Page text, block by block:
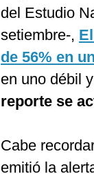
del Estudio
setiembre-,
de 56% en
en uno débil
reporte se
Cabe
emitió la